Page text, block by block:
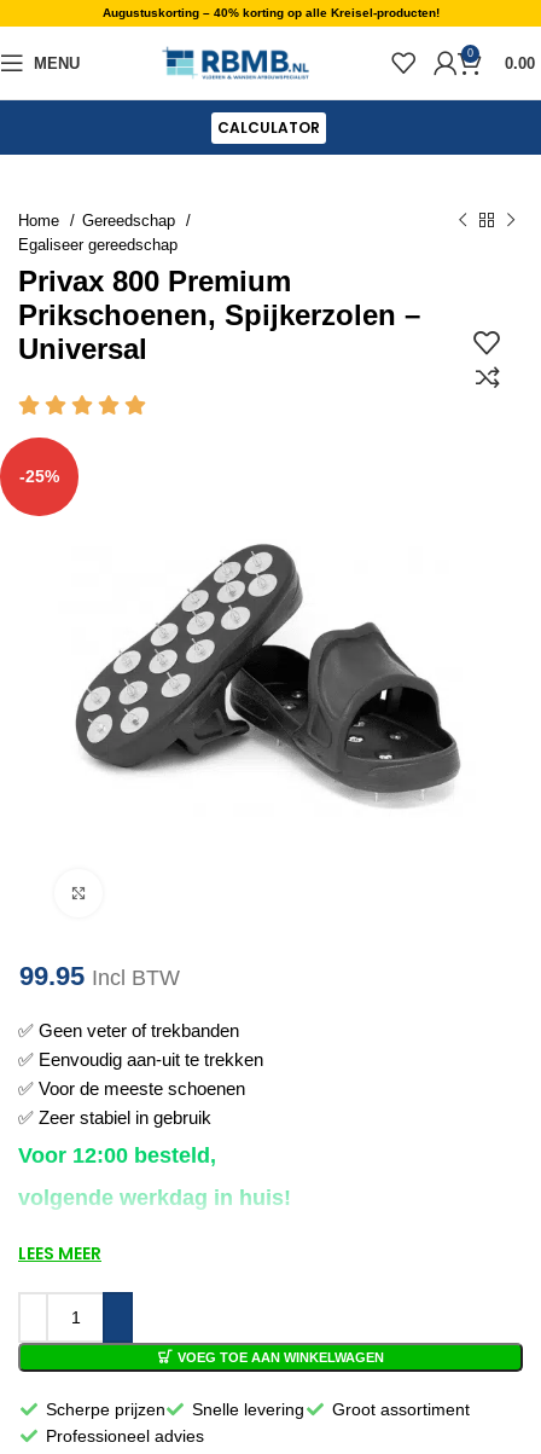
Augustuskorting – 40% korting op alle Kreisel-producten!
MENU
0
0.00
CALCULATOR
Home
Gereedschap
Egaliseer gereedschap
Privax 800 Premium
Prikschoenen, Spijkerzolen –
Universal
-25%
99.95 Incl BTW
✅ Geen veter of trekbanden
✅ Eenvoudig aan-uit te trekken
✅ Voor de meeste schoenen
✅ Zeer stabiel in gebruik
Voor 12:00 besteld,
volgende werkdag in huis!
LEES MEER
VOEG TOE AAN WINKELWAGEN
Scherpe prijzen Snelle levering
Groot assortiment
Professioneel advies